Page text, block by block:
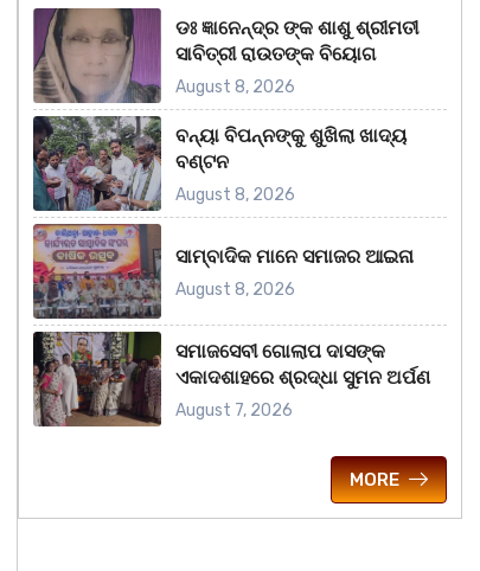
ଡଃ ଜ୍ଞାନେନ୍ଦ୍ର ଙ୍କ ଶାଶୁ ଶ୍ରୀମତୀ
ସାବିତ୍ରୀ ରାଉତଙ୍କ ବିୟୋଗ
August 8, 2026
ବନ୍ୟା ବିପନ୍ନଙ୍କୁ ଶୁଖିଲା ଖାଦ୍ୟ
ବଣ୍ଟନ
August 8, 2026
ସାମ୍ବାଦିକ ମାନେ ସମାଜର ଆଇନା
August 8, 2026
ସମାଜସେବୀ ଗୋଲାପ ଦାସଙ୍କ
ଏକାଦଶାହରେ ଶ୍ରଦ୍ଧା ସୁମନ ଅର୍ପଣ
August 7, 2026
MORE